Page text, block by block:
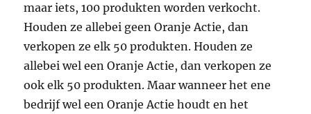
maar iets, 100 produkten worden verkocht.
Houden ze allebei geen Oranje Actie, dan
verkopen ze elk 50 produkten. Houden ze
allebei wel een Oranje Actie, dan verkopen ze
ook elk 50 produkten. Maar wanneer het ene
bedrijf wel een Oranje Actie houdt en het